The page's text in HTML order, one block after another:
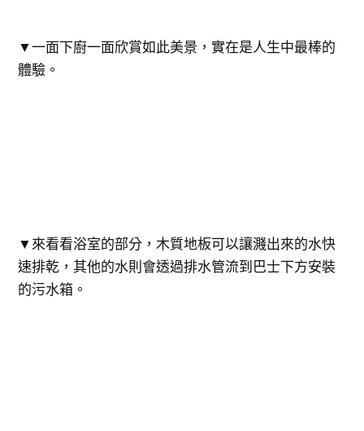
▼一面下廚一面欣賞如此美景，實在是人生中最棒的
體驗。
▼來看看浴室的部分，木質地板可以讓濺出來的水快
速排乾，其他的水則會透過排水管流到巴士下方安裝
的污水箱。